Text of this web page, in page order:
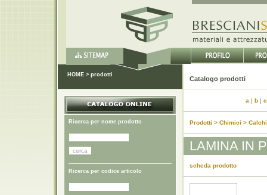
HOME > prodotti
Ricerca per nome prodotto
Ricerca per codice articolo
a | b| c
Prodotti > Chimici >
LAMINA IN
scheda prodotto